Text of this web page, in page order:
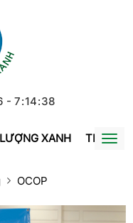
- 7:14:39
XANH TRÁI
OCOP